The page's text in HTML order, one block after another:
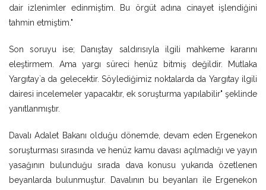
dair izlenimler edinmiştim. Bu örgüt adına cinayet işlendiğini
tahmin etmiştim."
Son soruyu ise; Danıştay saldırısıyla ilgili mahkeme kararını
eleştirmem. Ama yargı süreci henüz bitmiş değildir. Mutlaka
Yargıtay`a da gelecektir. Söylediğimiz noktalarda da Yargıtay ilgili
dairesi incelemeler yapacaktır, ek soruşturma yapılabilir" şeklinde
yanıtlanmıştır.
Davalı Adalet Bakanı olduğu dönemde, devam eden Ergenekon
soruşturması sırasında ve henüz kamu davası açılmadığı ve yayın
yasağının bulunduğu sırada dava konusu yukarıda özetlenen
beyanlarda bulunmuştur. Davalının bu beyanları ile Ergenekon